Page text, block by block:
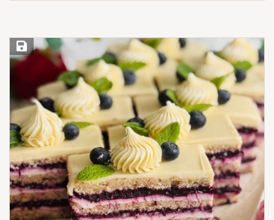
Save Recipe